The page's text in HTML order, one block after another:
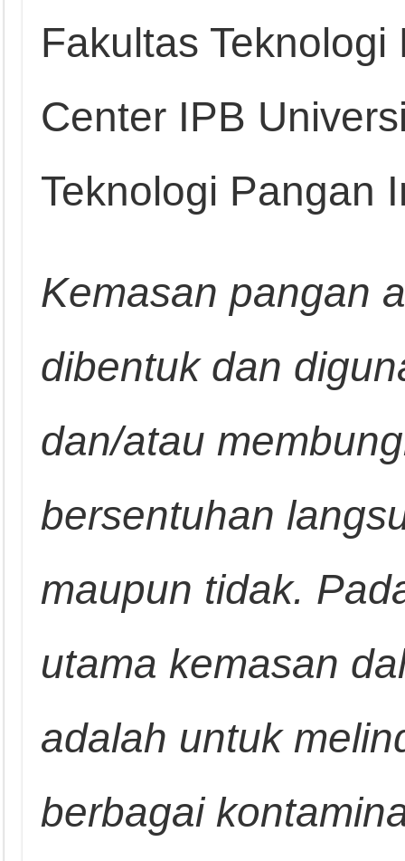
Fakultas
Center IPB
Teknologi Pangan
Kemasan pangan
dibentuk dan
dan/atau
bersentuhan
maupun tidak.
utama kemasan
adalah untuk
berbagai